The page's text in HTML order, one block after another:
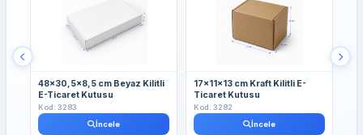
48x30,5x8,5 cm Beyaz Kilitli
E-Ticaret Kutusu
Kod: 3283
İncele
17x11x13 cm Kraft Kilitli E-
Ticaret Kutusu
Kod: 3282
İncele